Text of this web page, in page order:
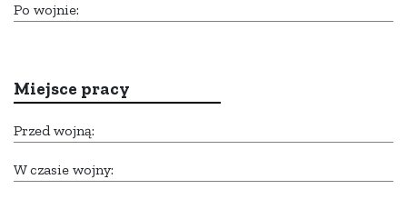
Po wojnie:
Miejsce pracy
Przed wojną:
W czasie wojny: